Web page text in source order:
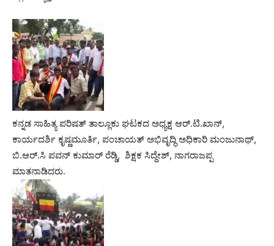
ಕನ್ನಡ ಸಾಹಿತ್ಯ ಪರಿಷತ್ ತಾಲ್ಲೂಕು ಘಟಕದ ಅಧ್ಯಕ್ಷ ಆರ್.ಟಿ.ಖಾನ್,
ಕಾರ್ಯದರ್ಶಿ ಕೃಷ್ಣಮೂರ್ತಿ, ಪಂಚಾಯತ್ ಅಭಿವೃದ್ಧಿ ಅಧಿಕಾರಿ ಮಂಜುನಾಥ್,
ಬಿ.ಆರ್.ಸಿ ಪವನ್ ಕುಮಾರ್ ರೆಡ್ಡಿ, ಶಿಕ್ಷಕ ಸಿದ್ದೇಶ್, ನಾಗರಾಜಪ್ಪ
ಮಾತನಾಡಿದರು.